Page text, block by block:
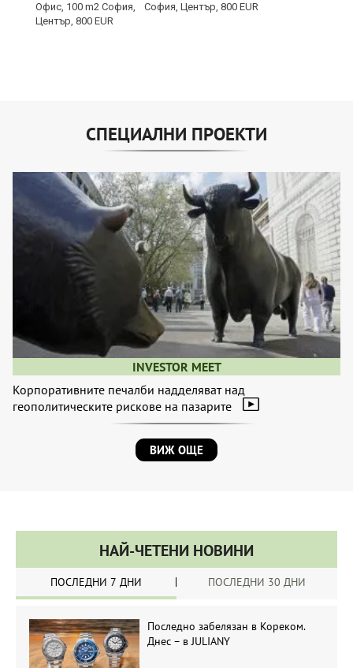
София, Център, 800 EUR
СПЕЦИАЛНИ ПРОЕКТИ
INVESTOR MEET
Корпоративните печалби надделяват над
геополитическите рискове на пазарите
ВИЖ ОЩЕ
НАЙ-ЧЕТЕНИ НОВИНИ
ПОСЛЕДНИ 7 ДНИ ПОСЛЕДНИ 30 ДНИ
Последно забелязан в Кореком.
Днес – в JULIANY